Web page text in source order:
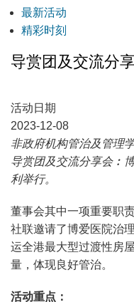
最新活动
精彩时刻
导赏团及交流分
活动日期
2023-12-08
非政府机构管治及管理
导赏团及交流分享会︰
利举行。
董事会其中一项重要职
社联邀请了博爱医院治
运全港最大型过渡性房
量，体现良好管治。
活动重点：